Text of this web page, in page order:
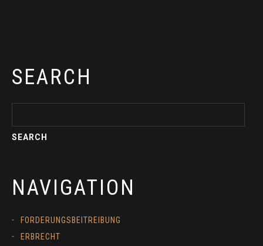
SEARCH
NAVIGATION
FORDERUNGSBEITREIBUNG
ERBRECHT